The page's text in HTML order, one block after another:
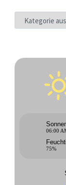
KATEGORIEN
06:00
75%